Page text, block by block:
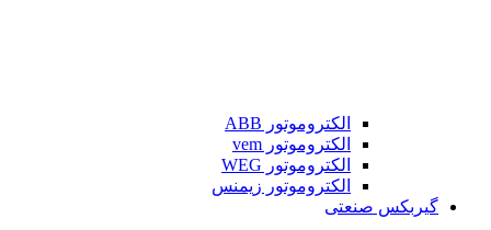
الکتروموتور ABB
الکتروموتور vem
الکتروموتور WEG
الکتروموتور زیمنس
گیربکس صنعتی